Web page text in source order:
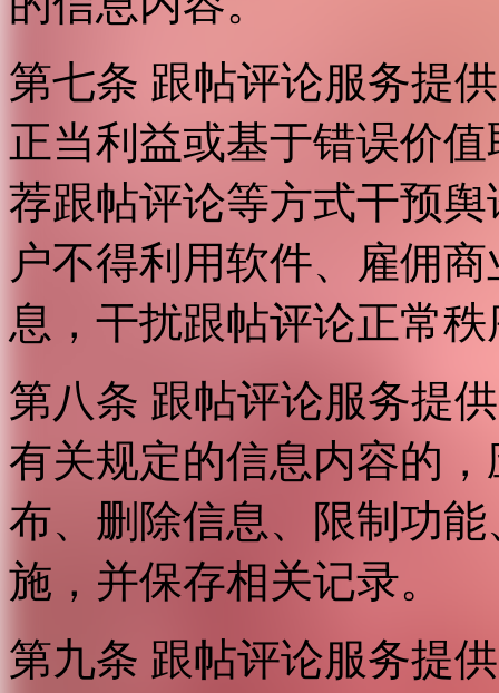
第七条 跟帖评论服务提
正当利益或基于错误价
荐跟帖评论等方式干预
户不得利用软件、雇佣
息，干扰跟帖评论正常
第八条 跟帖评论服务提
有关规定的信息内容的
布、删除信息、限制功
施，并保存相关记录。
第九条 跟帖评论服务提